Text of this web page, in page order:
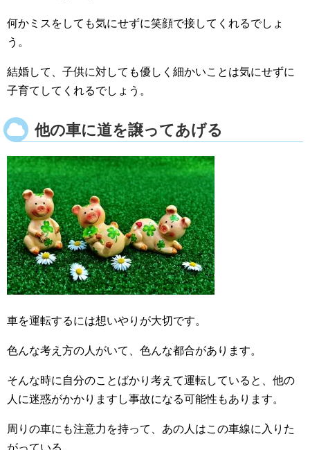
何かミスをしても気にせずに笑顔で接してくれるでしょ
う。
結婚して、子供に対しても優しく細かいことは気にせずに
子育てしてくれるでしょう。
他の車に道を譲ってあげる
車を運転するには想いやりが大切です。
色んな考え方の人がいて、色んな都合があります。
そんな時に自分のことばかり考えて運転していると、他の
人に迷惑がかかりますし事故になる可能性もあります。
周りの車にも注意力を持って、あの人はこの車線に入りた
がっている、